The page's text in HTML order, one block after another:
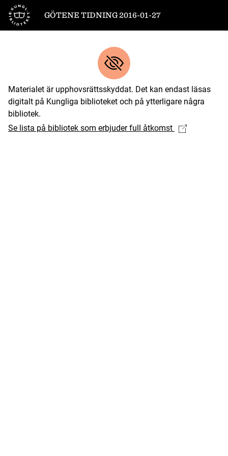
Till startsidan
GÖTENE TIDNING 2016-01-27
Materialet är upphovsrättsskyddat. Det kan endast läsas
digitalt på Kungliga biblioteket och på ytterligare några
bibliotek.
Se lista på bibliotek som erbjuder full åtkomst